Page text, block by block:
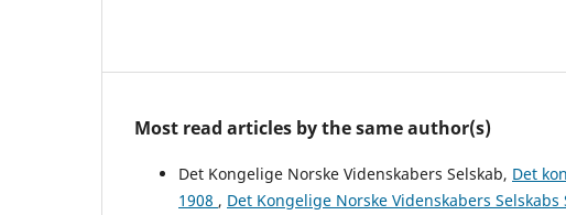
Most read articles by the same author(s)
Det Kongelige Norske Videnskabers Selskab, Det
1908 , Det Kongelige Norske Videnskabers Selskabs